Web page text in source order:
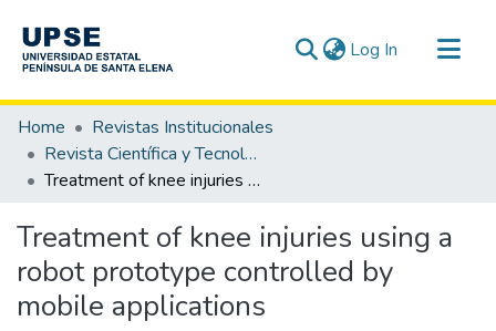
Log In (current)
Communities & Collections
All of DSpace
Statistics
Home
Revistas Institucionales
Revista Científica y Tecnológica UPSE - CTU / OAI-PMH
Treatment of knee injuries using a robot prototype controlled by mobile applications
Treatment of knee injuries using a
robot prototype controlled by
mobile applications